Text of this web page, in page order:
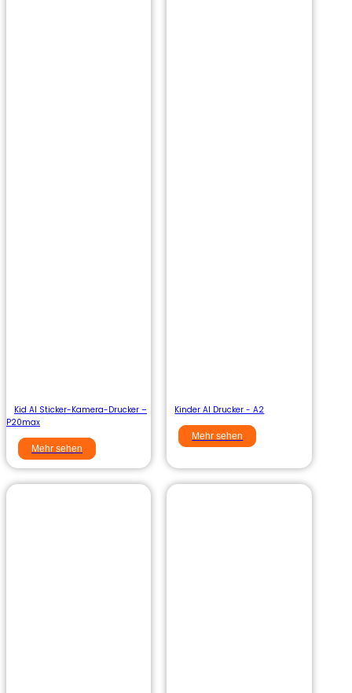
Kid AI Sticker-Kamera-Drucker –
P20max
Mehr sehen
Kinder AI Drucker - A2
Mehr sehen